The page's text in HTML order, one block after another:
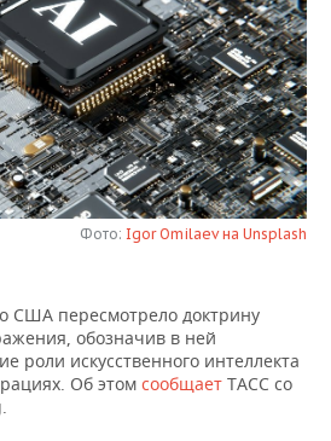
Фото: Igor Omilaev на Unsplash
США пересмотрело доктрину
обозначив в ней
роли искусственного интеллекта
Об этом сообщает ТАСС со